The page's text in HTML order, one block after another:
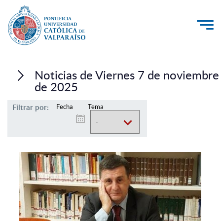
Investigación, Creación e Innovación
Vinculación con el Medio
Admisión
Pregrado
Postgrado
Formación Continua
Noticias de Viernes 7 de noviembre
de 2025
Filtrar por: Fecha Tema